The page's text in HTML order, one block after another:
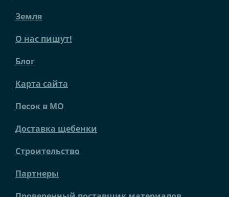
Земля
О нас пишут!
Блог
Карта сайта
Песок в МО
Доставка щебенки
Строительство
Партнеры